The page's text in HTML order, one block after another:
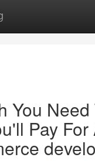
You Need
Pay For